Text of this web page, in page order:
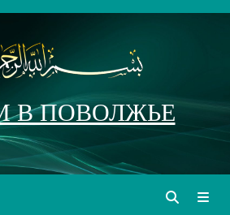
В ПОВОЛЖЬЕ